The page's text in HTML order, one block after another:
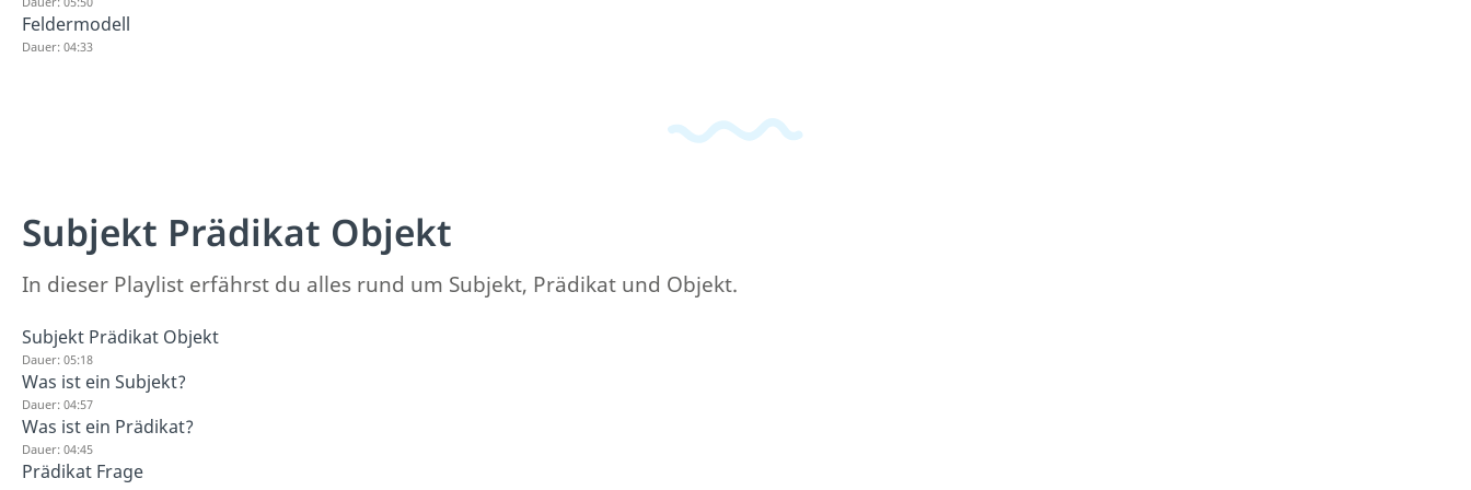
Feldermodell
Dauer: 04:33
Subjekt Prädikat Objekt
In dieser Playlist erfährst du alles rund um Subjekt, Prädikat und Objekt.
Subjekt Prädikat Objekt
Dauer: 05:18
Was ist ein Subjekt?
Dauer: 04:57
Was ist ein Prädikat?
Dauer: 04:45
Prädikat Frage